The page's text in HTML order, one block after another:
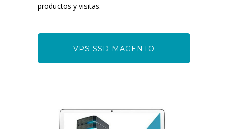
productos y visitas.
VPS SSD MAGENTO